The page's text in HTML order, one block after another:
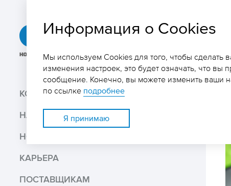
ГРК
КОМПАНИЯ
НАШ БИЗНЕС
НОВОСТИ И МЕДИА
КАРЬЕРА
ПОСТАВЩИКАМ
Поиск
Поделиться
Распечатать
Информация о Cookies
Мы используем Cookies для того, чтобы
изменения настроек, это будет означать, что
сообщение. Конечно, вы можете изменить ваши
по ссылке подробнее
Я принимаю